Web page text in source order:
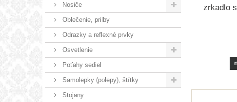
Nosiče
Oblečenie, prilby
Odrazky a reflexné prvky
Osvetlenie
Poťahy sediel
Samolepky (polepy), štítky
Stojany
zrkadlo